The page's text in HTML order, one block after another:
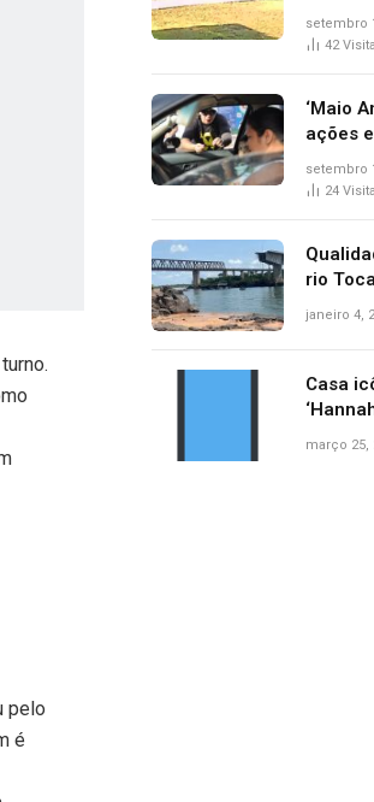
pelo
é
setembro
42
‘Maio
ações
ruas
setembro
24
rio
sem
afirma
janeiro 4,
Casa
março 25,